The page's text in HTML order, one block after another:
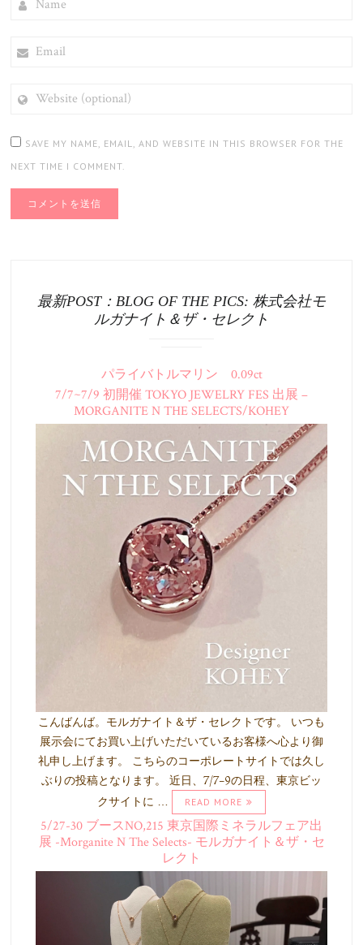
(OPTIONAL)
SAVE MY NAME, EMAIL, AND WEBSITE IN THIS BROWSER FOR THE
NEXT TIME I COMMENT.
最新POST：BLOG OF THE PICS: 株式会社モ
ルガナイト＆ザ・セレクト
パライバトルマリン 0.09ct
7/7~7/9 初開催 TOKYO JEWELRY FES 出展 –
MORGANITE N THE SELECTS/KOHEY
こんばんば。モルガナイト＆ザ・セレクトです。 いつも
展示会にてお買い上げいただいているお客様へ心より御
礼申し上げます。 こちらのコーポレートサイトでは久し
ぶりの投稿となります。 近日、7/7-9の日程、東京ビッ
クサイトに …
READ MORE
5/27-30 ブースNO,215 東京国際ミネラルフェア出
展 -Morganite N The Selects- モルガナイト＆ザ・セ
レクト